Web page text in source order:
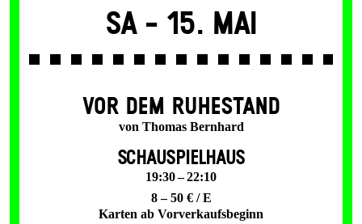
Sa - 15. Mai
VOR DEM RUHESTAND
von Thomas Bernhard
SCHAUSPIELHAUS
19:30 – 22:10
8 – 50 € / E
Karten ab Vorverkaufsbeginn